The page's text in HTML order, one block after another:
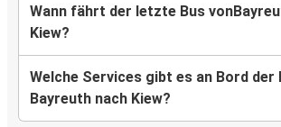
Wann fährt der letzte Bus
Kiew?
Welche Services gibt es an Bord der
Bayreuth nach Kiew?